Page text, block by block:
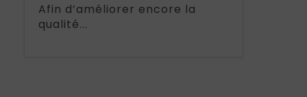
Afin d’améliorer encore la
qualité...